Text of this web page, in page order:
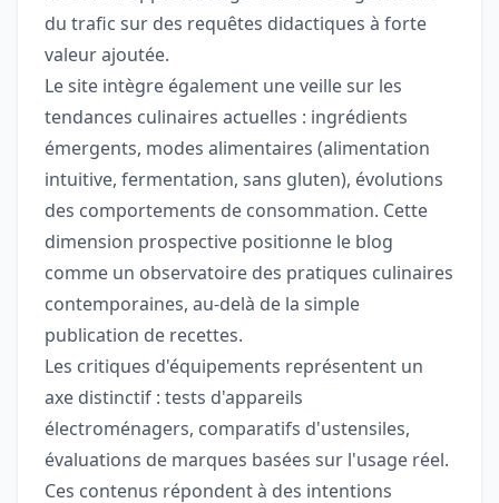
du trafic sur des requêtes didactiques à forte
valeur ajoutée.
Le site intègre également une veille sur les
tendances culinaires actuelles : ingrédients
émergents, modes alimentaires (alimentation
intuitive, fermentation, sans gluten), évolutions
des comportements de consommation. Cette
dimension prospective positionne le blog
comme un observatoire des pratiques culinaires
contemporaines, au-delà de la simple
publication de recettes.
Les critiques d'équipements représentent un
axe distinctif : tests d'appareils
électroménagers, comparatifs d'ustensiles,
évaluations de marques basées sur l'usage réel.
Ces contenus répondent à des intentions